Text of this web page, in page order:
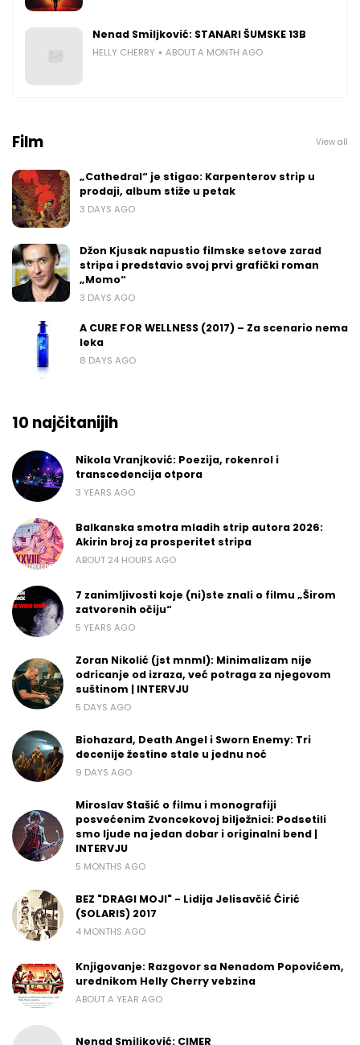
Nenad Smiljković: STANARI ŠUMSKE 13B
HELLY CHERRY ABOUT A MONTH AGO
Film View all
„Cathedral“ je stigao: Karpenterov strip u
prodaji, album stiže u petak
3 DAYS AGO
Džon Kjusak napustio filmske setove zarad
stripa i predstavio svoj prvi grafički roman
„Momo“
3 DAYS AGO
A CURE FOR WELLNESS (2017) – Za scenario nema
leka
8 DAYS AGO
10 najčitanijih
Nikola Vranjković: Poezija, rokenrol i
transcedencija otpora
3 YEARS AGO
Balkanska smotra mladih strip autora 2026:
Akirin broj za prosperitet stripa
ABOUT 24 HOURS AGO
7 zanimljivosti koje (ni)ste znali o filmu „Širom
zatvorenih očiju“
5 YEARS AGO
Zoran Nikolić (jst mnml): Minimalizam nije
odricanje od izraza, već potraga za njegovom
suštinom | INTERVJU
5 DAYS AGO
Biohazard, Death Angel i Sworn Enemy: Tri
decenije žestine stale u jednu noć
9 DAYS AGO
Miroslav Stašić o filmu i monografiji
posvećenim Zvoncekovoj bilježnici: Podsetili
smo ljude na jedan dobar i originalni bend |
INTERVJU
5 MONTHS AGO
BEZ "DRAGI MOJI" - Lidija Jelisavčić Ćirić
(SOLARIS) 2017
4 MONTHS AGO
Knjigovanje: Razgovor sa Nenadom Popovićem,
urednikom Helly Cherry vebzina
ABOUT A YEAR AGO
Nenad Smiljković: CIMER